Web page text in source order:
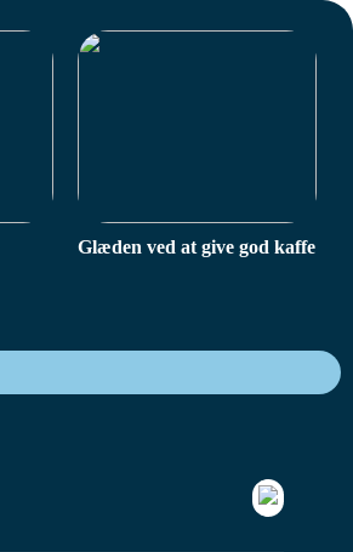
Glæden ved at give god kaffe